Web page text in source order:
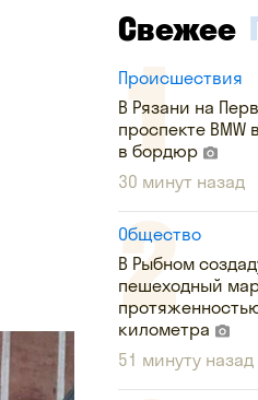
Свежее
Происшествия
В Рязани на
проспекте BMW
в бордюр
30 минут назад
Общество
В Рыбном
пешеходный
километра
51 минуту назад